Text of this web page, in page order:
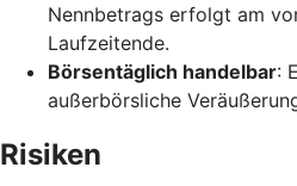
Nennbetrags erfolgt am
Laufzeitende.
Börsentäglich handelbar:
außerbörsliche
Risiken